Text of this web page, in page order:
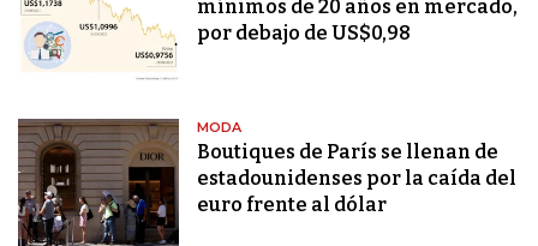
mínimos de 20 años en mercado,
por debajo de US$0,98
MODA
Boutiques de París se llenan de
estadounidenses por la caída del
euro frente al dólar